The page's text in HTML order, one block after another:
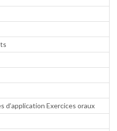
d’application Exercices oraux